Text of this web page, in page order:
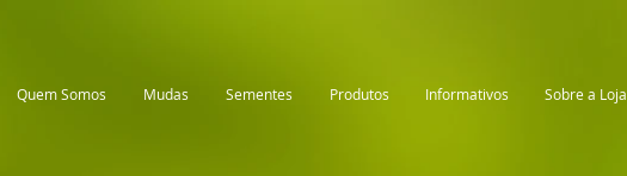
Quem Somos Mudas Sementes Produtos Informativos Sobre a Loja